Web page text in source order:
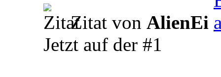
Zitat von AlienEi
Jetzt auf der #1